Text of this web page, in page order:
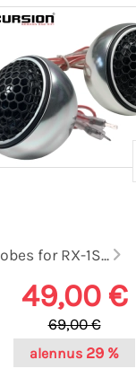
for RX-1S...
49,00 €
69,00 €
alennus 29 %